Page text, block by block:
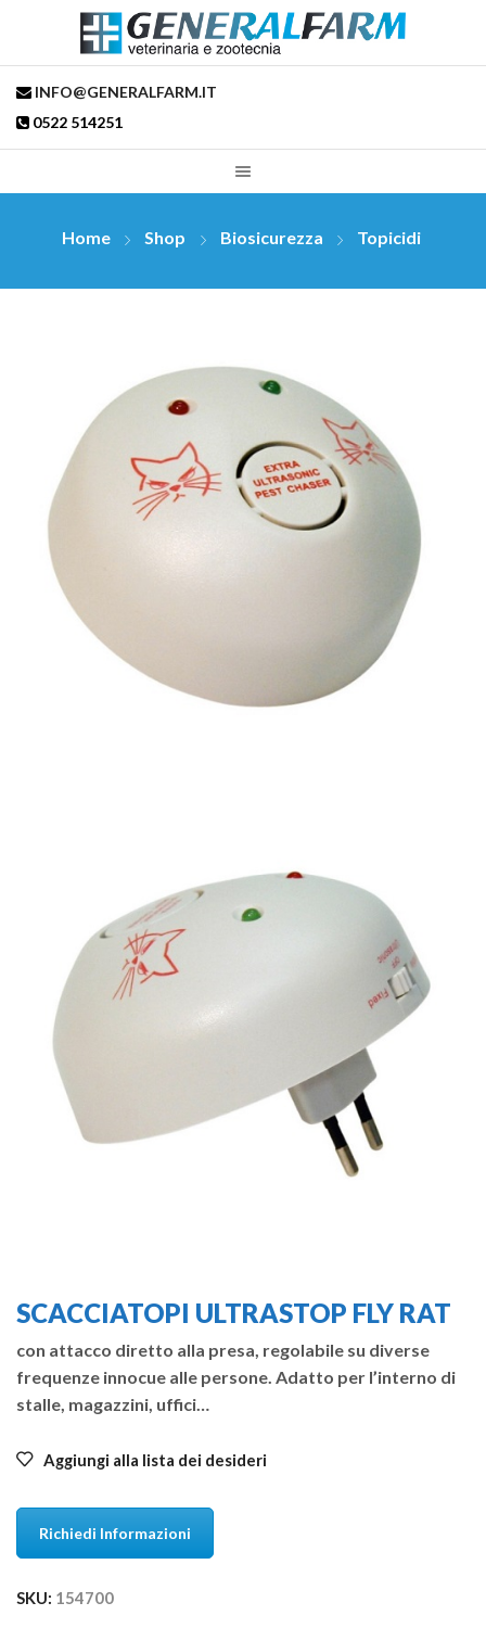
INFO@GENERALFARM.IT
0522 514251
Home Shop Biosicurezza Topicidi
SCACCIATOPI ULTRASTOP FLY RAT
con attacco diretto alla presa, regolabile su diverse
frequenze innocue alle persone. Adatto per l’interno di
stalle, magazzini, uffici…
Aggiungi alla lista dei desideri
Richiedi Informazioni
SKU: 154700